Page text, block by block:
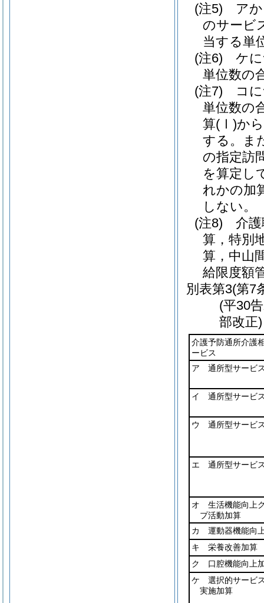
(注5) アか
のサービ
当する単
(注6) ケに
単位数の
(注7) コに
単位数の
算(Ⅰ)か
する。ま
の指定訪
を算定し
れかの加
しない。
(注8) 介護
算，特別
算，中山
給限度額
別表第3(第7
(平30
部改正)
介護予防通所介護
ービス
ア 通所型サービ
イ 通所型サービ
ウ 通所型サービ
エ 通所型サービ
オ 生活機能向上
プ活動加算
カ 運動器機能向
キ 栄養改善加算
ク 口腔機能向上
ケ 選択的サービ
実施加算